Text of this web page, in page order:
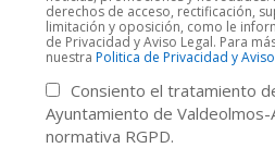
derechos de acceso, rectificación,
limitación y oposición, como le
de Privacidad y Aviso Legal. Para
nuestra Politica de Privacidad y
Consiento el tratamiento
Ayuntamiento de Valdeolmos-
normativa RGPD.